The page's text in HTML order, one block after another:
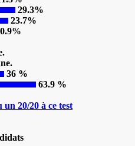
29.3%
23.7%
36 %
63.9 %
20/20 à ce test